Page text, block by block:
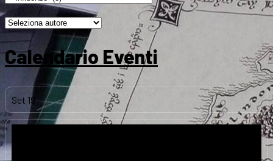
Calendario Eventi
Set 19